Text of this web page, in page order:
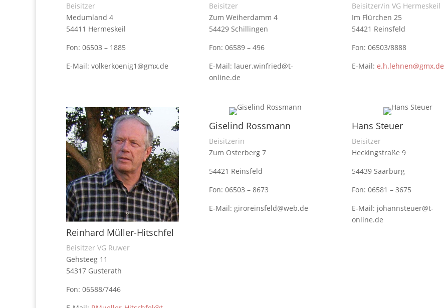
Beisitzer
Medumland 4
54411 Hermeskeil
Fon: 06503 – 1885
E-Mail: volkerkoenig1@gmx.de
Beisitzer
Zum Weiherdamm 4
54429 Schillingen
Fon: 06589 – 496
E-Mail: lauer.winfried@t-
online.de
Beisitzer/in VG Hermeskeil
Im Flürchen 25
54421 Reinsfeld
Fon: 06503/8888
E-Mail: e.h.lehnen@gmx.de
Reinhard Müller-Hitschfel
Beisitzer VG Ruwer
Gehsteeg 11
54317 Gusterath
Fon: 06588/7446
Giselind Rossmann
Beisitzerin
Zum Osterberg 7
54421 Reinsfeld
Fon: 06503 – 8673
E-Mail: giroreinsfeld@web.de
Hans Steuer
Beisitzer
Heckingstraße 9
54439 Saarburg
Fon: 06581 – 3675
E-Mail: johannsteuer@t-
online.de